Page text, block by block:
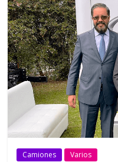
Camiones Varios